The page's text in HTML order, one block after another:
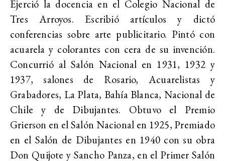
Ejerció la docencia en el Colegio Nacional de
Tres Arroyos. Escribió artículos y dictó
conferencias sobre arte publicitario. Pintó con
acuarela y colorantes con cera de su invención.
Concurrió al Salón Nacional en 1931, 1932 y
1937, salones de Rosario, Acuarelistas y
Grabadores, La Plata, Bahía Blanca, Nacional de
Chile y de Dibujantes. Obtuvo el Premio
Grierson en el Salón Nacional en 1925, Premiado
en el Salón de Dibujantes en 1940 con su obra
Don Quijote y Sancho Panza, en el Primer Salón